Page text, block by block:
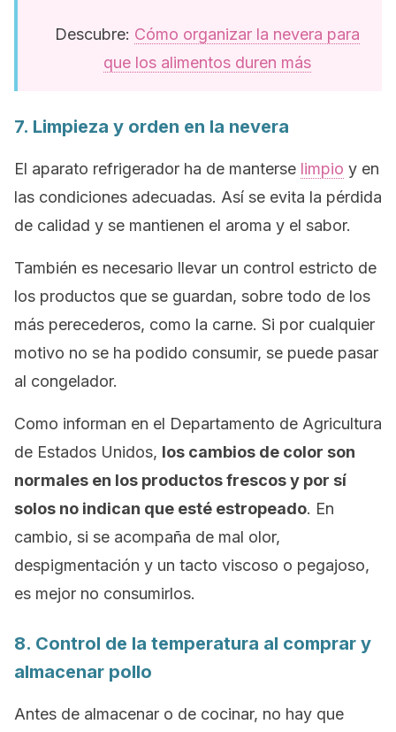
Descubre: Cómo organizar la nevera para
que los alimentos duren más
7. Limpieza y orden en la nevera
El aparato refrigerador ha de manterse limpio y en
las condiciones adecuadas. Así se evita la pérdida
de calidad y se mantienen el aroma y el sabor.
También es necesario llevar un control estricto de
los productos que se guardan, sobre todo de los
más perecederos, como la carne. Si por cualquier
motivo no se ha podido consumir, se puede pasar
al congelador.
Como informan en el Departamento de Agricultura
de Estados Unidos, los cambios de color son
normales en los productos frescos y por sí
solos no indican que esté estropeado. En
cambio, si se acompaña de mal olor,
despigmentación y un tacto viscoso o pegajoso,
es mejor no consumirlos.
8. Control de la temperatura al comprar y
almacenar pollo
Antes de almacenar o de cocinar, no hay que